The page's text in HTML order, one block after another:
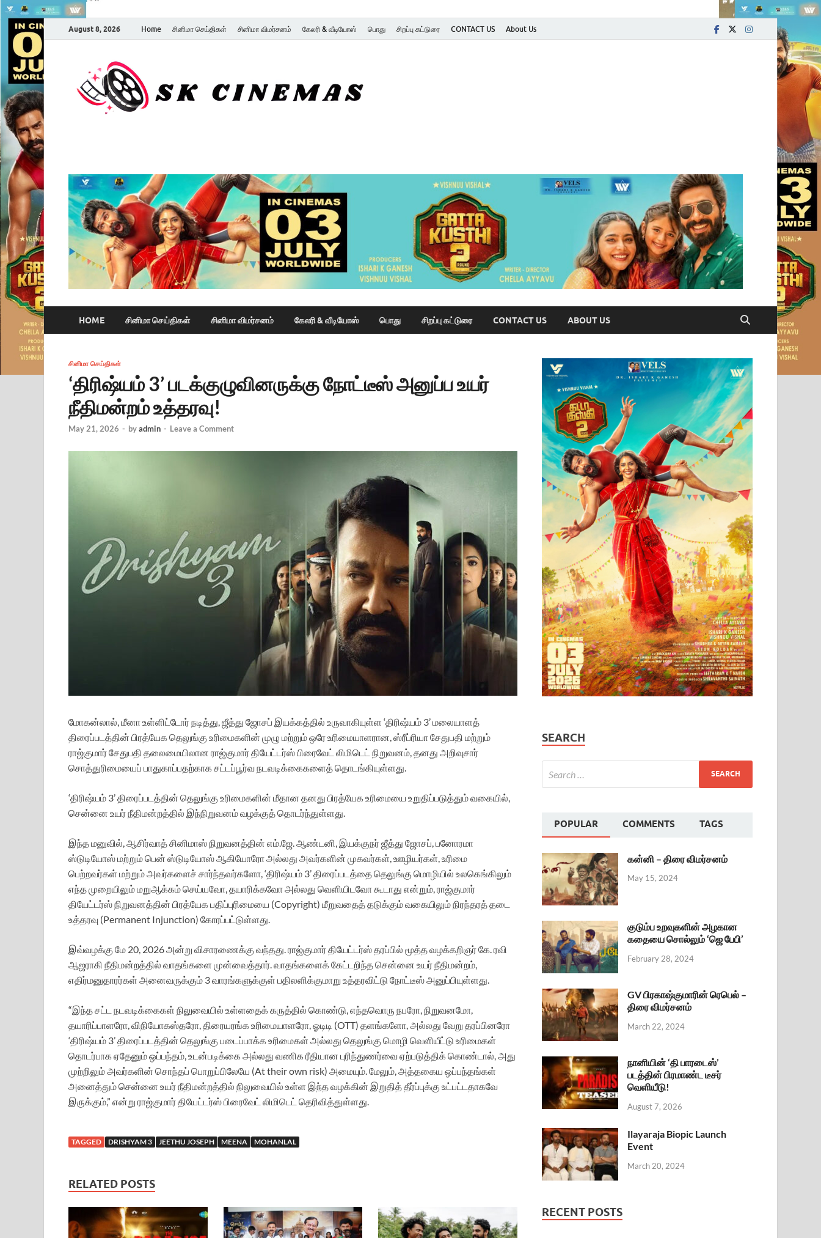
August 8, 2026 Home சினிமா செய்திகள் சினிமா விமர்சனம் கேலரி & வீடியோஸ் பொது சிறப்பு கட்டுரை CONTACT US About Us
HOME சினிமா செய்திகள் சினிமா விமர்சனம் கேலரி & வீடியோஸ் பொது சிறப்பு கட்டுரை CONTACT US ABOUT US
சினிமா செய்திகள்
‘திரிஷ்யம் 3’ படக்குழுவினருக்கு நோட்டீஸ் அனுப்ப உயர்
நீதிமன்றம் உத்தரவு!
May 21, 2026 - byadmin - Leave a Comment
மோகன்லால், மீனா உள்ளிட்டோர் நடித்து, ஜீத்து ஜோசப் இயக்கத்தில் உருவாகியுள்ள ‘திரிஷ்யம் 3’ மலையாளத்
திரைப்படத்தின் பிரத்யேக தெலுங்கு உரிமைகளின் முழு மற்றும் ஒரே உரிமையாளரான, ஸ்ரீப்ரியா சேதுபதி மற்றும்
ராஜ்குமார் சேதுபதி தலைமையிலான ராஜ்குமார் தியேட்டர்ஸ் பிரைவேட் லிமிடெட் நிறுவனம், தனது அறிவுசார்
சொத்துரிமையைப் பாதுகாப்பதற்காக சட்டப்பூர்வ நடவடிக்கைகளைத் தொடங்கியுள்ளது.
‘திரிஷ்யம் 3’ திரைப்படத்தின் தெலுங்கு உரிமைகளின் மீதான தனது பிரத்யேக உரிமையை உறுதிப்படுத்தும் வகையில்,
சென்னை உயர் நீதிமன்றத்தில் இந்நிறுவனம் வழக்குத் தொடர்ந்துள்ளது.
இந்த மனுவில், ஆசிர்வாத் சினிமாஸ் நிறுவனத்தின் எம்.ஜே. ஆண்டனி, இயக்குநர் ஜீத்து ஜோசப், பனோரமா
ஸ்டுடியோஸ் மற்றும் பென் ஸ்டுடியோஸ் ஆகியோரோ அல்லது அவர்களின் முகவர்கள், ஊழியர்கள், உரிமை
பெற்றவர்கள் மற்றும் அவர்களைச் சார்ந்தவர்களோ, ‘திரிஷ்யம் 3’ திரைப்படத்தை தெலுங்கு மொழியில் உலகெங்கிலும்
எந்த முறையிலும் மறுஆக்கம் செய்யவோ, தயாரிக்கவோ அல்லது வெளியிடவோ கூடாது என்றும், ராஜ்குமார்
தியேட்டர்ஸ் நிறுவனத்தின் பிரத்யேக பதிப்புரிமையை (Copyright) மீறுவதைத் தடுக்கும் வகையிலும் நிரந்தரத் தடை
உத்தரவு (Permanent Injunction) கோரப்பட்டுள்ளது.
இவ்வழக்கு மே 20, 2026 அன்று விசாரணைக்கு வந்தது. ராஜ்குமார் தியேட்டர்ஸ் தரப்பில் மூத்த வழக்கறிஞர் கே. ரவி
ஆஜராகி நீதிமன்றத்தில் வாதங்களை முன்வைத்தார். வாதங்களைக் கேட்டறிந்த சென்னை உயர் நீதிமன்றம்,
எதிர்மனுதாரர்கள் அனைவருக்கும் 3 வாரங்களுக்குள் பதிலளிக்குமாறு உத்தரவிட்டு நோட்டீஸ் அனுப்பியுள்ளது.
“இந்த சட்ட நடவடிக்கைகள் நிலுவையில் உள்ளதைக் கருத்தில் கொண்டு, எந்தவொரு நபரோ, நிறுவனமோ,
தயாரிப்பாளரோ, விநியோகஸ்தரோ, திரையரங்க உரிமையாளரோ, ஓடிடி (OTT) தளங்களோ, அல்லது வேறு தரப்பினரோ
‘திரிஷ்யம் 3’ திரைப்படத்தின் தெலுங்கு படைப்பாக்க உரிமைகள் அல்லது தெலுங்கு மொழி வெளியீட்டு உரிமைகள்
தொடர்பாக ஏதேனும் ஒப்பந்தம், உடன்படிக்கை அல்லது வணிக ரீதியான புரிந்துணர்வை ஏற்படுத்திக் கொண்டால், அது
முற்றிலும் அவர்களின் சொந்தப் பொறுப்பிலேயே (At their own risk) அமையும். மேலும், அத்தகைய ஒப்பந்தங்கள்
அனைத்தும் சென்னை உயர் நீதிமன்றத்தில் நிலுவையில் உள்ள இந்த வழக்கின் இறுதித் தீர்ப்புக்கு உட்பட்டதாகவே
இருக்கும்,” என்று ராஜ்குமார் தியேட்டர்ஸ் பிரைவேட் லிமிடெட் தெரிவித்துள்ளது.
TAGGED DRISHYAM 3 JEETHU JOSEPH MEENA MOHANLAL
RELATED POSTS
SEARCH
POPULAR COMMENTS TAGS
கன்னி – திரை விமர்சனம்
May 15, 2024
குடும்ப உறவுகளின் அழகான
கதையை சொல்லும் ‘ஜெ பேபி’
February 28, 2024
GV பிரகாஷ்குமாரின் ரெபெல் –
திரை விமர்சனம்
March 22, 2024
நானியின் ‘தி பாரடைஸ்’
படத்தின் பிரமாண்ட டீசர்
வெளியீடு!
August 7, 2026
Ilayaraja Biopic Launch
Event
March 20, 2024
RECENT POSTS